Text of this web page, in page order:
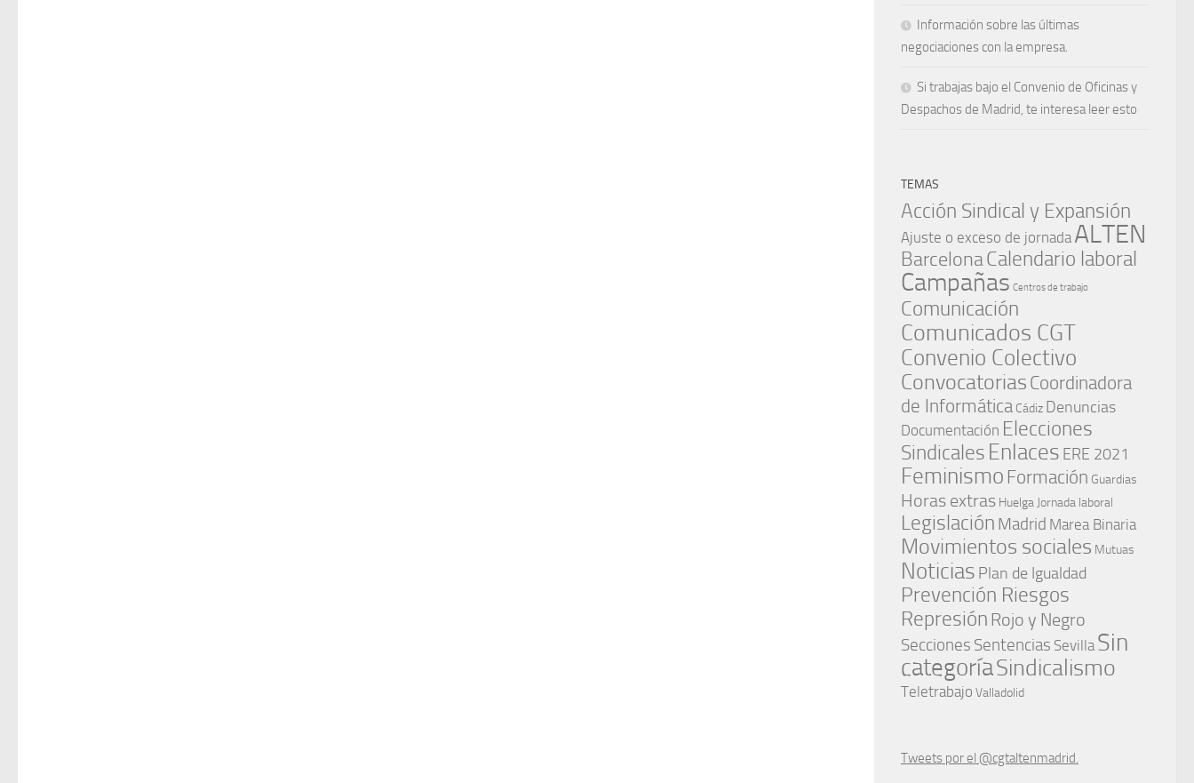
Información sobre las últimas
negociaciones con la empresa.
Si trabajas bajo el Convenio de Oficinas y
Despachos de Madrid, te interesa leer esto
TEMAS
Acción Sindical y Expansión
Ajuste o exceso de jornada ALTEN
BarcelonaCalendario laboral
Campañas Centros de trabajo
Comunicación
Comunicados CGT
Convenio Colectivo
Convocatorias Coordinadora
de Informática Cádiz Denuncias
Documentación Elecciones
Sindicales Enlaces ERE 2021
Feminismo Formación Guardias
Horas extras Huelga Jornada laboral
Legislación Madrid Marea Binaria
Movimientos sociales Mutuas
Noticias Plan de Igualdad
Prevención Riesgos
Represión Rojo y Negro
Secciones Sentencias Sevilla Sin
categoríaSindicalismo
Teletrabajo Valladolid
Tweets por el @cgtaltenmadrid.